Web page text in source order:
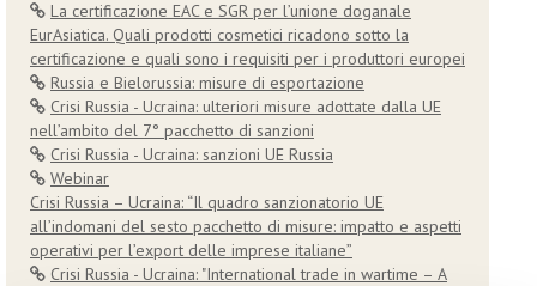
La certificazione EAC e SGR per l’unione doganale
EurAsiatica. Quali prodotti cosmetici ricadono sotto la
certificazione e quali sono i requisiti per i produttori europei
Russia e Bielorussia: misure di esportazione
Crisi Russia - Ucraina: ulteriori misure adottate dalla UE
nell’ambito del 7° pacchetto di sanzioni
Crisi Russia - Ucraina: sanzioni UE Russia
Webinar
Crisi Russia – Ucraina: “Il quadro sanzionatorio UE
all’indomani del sesto pacchetto di misure: impatto e aspetti
operativi per l’export delle imprese italiane”
Crisi Russia - Ucraina: "International trade in wartime – A